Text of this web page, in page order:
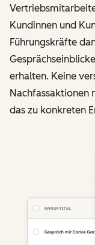
Kundinnen und
Führungskräfte
erhalten. Keine
Nachfassaktionen
das zu konkreten